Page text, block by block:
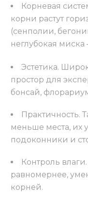
Корневая
корни растут
(сенполии,
неглубокая миска
Эстетика.
простор для
бонсай,
Практичность.
меньше места, их
подоконники и
Контроль
равномернее,
корней.